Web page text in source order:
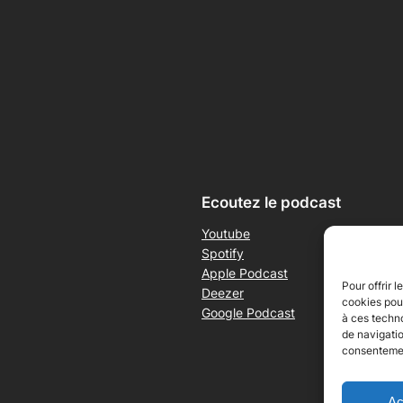
Pour offrir
cookies
à ces
de
Ecoutez le podcast
Youtube
Spotify
Apple Podcast
Deezer
Google Podcast